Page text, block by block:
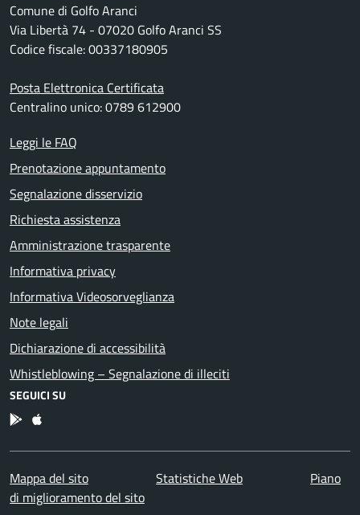
Comune di Golfo Aranci
Via Libertà 74 - 07020 Golfo Aranci SS
Codice fiscale: 00337180905
Posta Elettronica Certificata
Centralino unico: 0789 612900
Leggi le FAQ
Prenotazione appuntamento
Segnalazione disservizio
Richiesta assistenza
Amministrazione trasparente
Informativa privacy
Informativa Videosorveglianza
Note legali
Dichiarazione di accessibilità
Whistleblowing – Segnalazione di illeciti
SEGUICI SU
App Android
App IOS
Mappa del sito Statistiche Web
Piano
di miglioramento del sito